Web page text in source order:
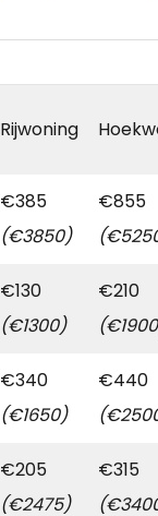
Rijwoning
€385
(€3850)
€855
€130
(€1300)
€210
€340
(€1650)
€440
€205
(€2475)
€315